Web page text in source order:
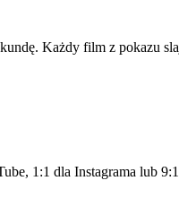
Każdy film z pokazu
1:1 dla Instagrama lub